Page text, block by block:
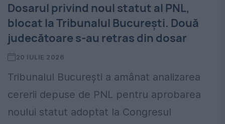
Dosarul privind noul statut al PNL,
blocat la Tribunalul București. Două
judecătoare s-au retras din dosar
20 IULIE 2026
Tribunalul București a amânat analizarea
cererii depuse de PNL pentru aprobarea
noului statut adoptat la Congresul